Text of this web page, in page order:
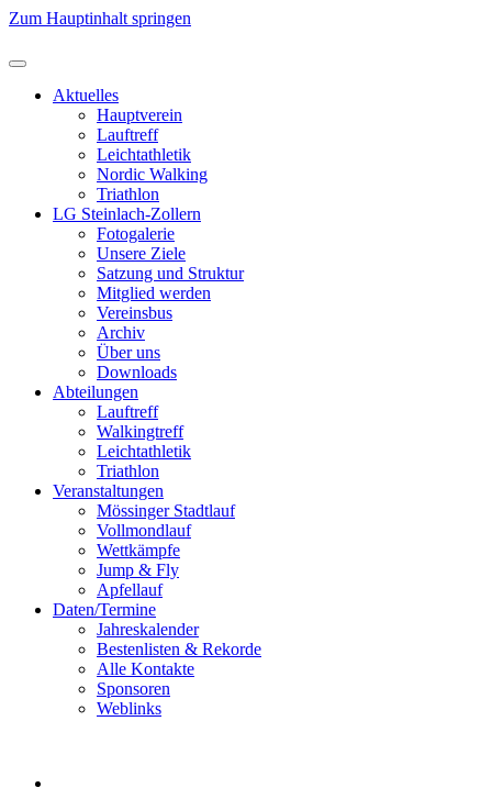
Zum Hauptinhalt springen
Aktuelles
Hauptverein
Lauftreff
Leichtathletik
Nordic Walking
Triathlon
LG Steinlach-Zollern
Fotogalerie
Unsere Ziele
Satzung und Struktur
Mitglied werden
Vereinsbus
Archiv
Über uns
Downloads
Abteilungen
Lauftreff
Walkingtreff
Leichtathletik
Triathlon
Veranstaltungen
Mössinger Stadtlauf
Vollmondlauf
Wettkämpfe
Jump & Fly
Apfellauf
Daten/Termine
Jahreskalender
Bestenlisten & Rekorde
Alle Kontakte
Sponsoren
Weblinks